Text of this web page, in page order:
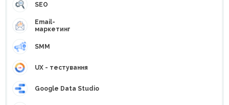
SEO
Email-
маркетинг
SMM
UX - тестування
Google Data Studio